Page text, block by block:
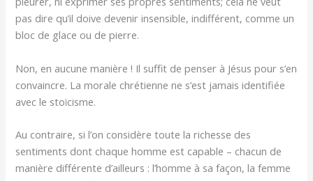
pas dire qu’il doive devenir insensible, indifférent, comme un
bloc de glace ou de pierre.
Non, en aucune manière ! Il suffit de penser à Jésus pour s’en
convaincre. La morale chrétienne ne s’est jamais identifiée
avec le stoïcisme.
Au contraire, si l’on considère toute la richesse des
sentiments dont chaque homme est capable – chacun de
manière différente d’ailleurs : l’homme à sa façon, la femme